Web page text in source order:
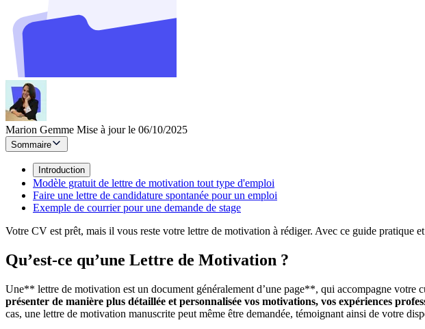
Marion Gemme Mise à jour le 06/10/2025
Sommaire
Introduction
Modèle gratuit de lettre de motivation tout type d'emploi
Faire une lettre de candidature spontanée pour un emploi
Exemple de courrier pour une demande de stage
Votre CV est prêt, mais il vous reste votre lettre de motivation à rédiger. Avec ce guide pratique
Qu’est-ce qu’une Lettre de Motivation ?
Une** lettre de motivation est un document généralement d’une page**, qui accompagne
présenter de manière plus détaillée et personnalisée vos motivations, vos expériences
cas, une lettre de motivation manuscrite peut même être demandée, témoignant ainsi de votre